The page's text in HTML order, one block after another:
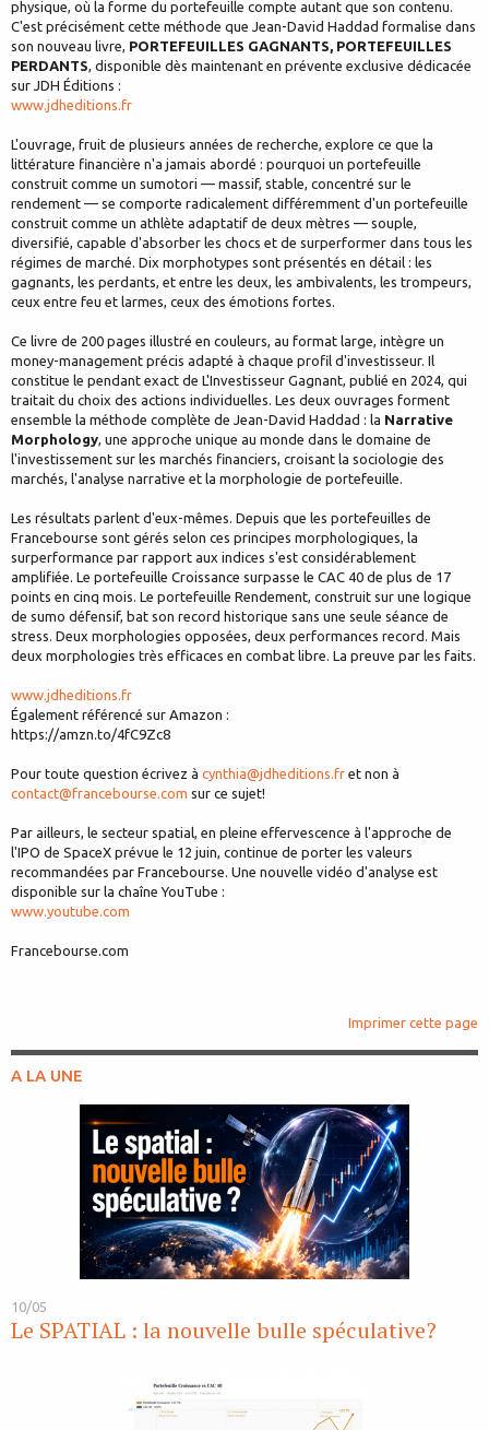
physique, où la forme du portefeuille compte autant que son contenu.
C'est précisément cette méthode que Jean-David Haddad formalise dans
son nouveau livre, PORTEFEUILLES GAGNANTS, PORTEFEUILLES
PERDANTS, disponible dès maintenant en prévente exclusive dédicacée
sur JDH Éditions :
www.jdheditions.fr
L'ouvrage, fruit de plusieurs années de recherche, explore ce que la
littérature financière n'a jamais abordé : pourquoi un portefeuille
construit comme un sumotori — massif, stable, concentré sur le
rendement — se comporte radicalement différemment d'un portefeuille
construit comme un athlète adaptatif de deux mètres — souple,
diversifié, capable d'absorber les chocs et de surperformer dans tous les
régimes de marché. Dix morphotypes sont présentés en détail : les
gagnants, les perdants, et entre les deux, les ambivalents, les trompeurs,
ceux entre feu et larmes, ceux des émotions fortes.
Ce livre de 200 pages illustré en couleurs, au format large, intègre un
money-management précis adapté à chaque profil d'investisseur. Il
constitue le pendant exact de L'Investisseur Gagnant, publié en 2024, qui
traitait du choix des actions individuelles. Les deux ouvrages forment
ensemble la méthode complète de Jean-David Haddad : la Narrative
Morphology, une approche unique au monde dans le domaine de
l'investissement sur les marchés financiers, croisant la sociologie des
marchés, l'analyse narrative et la morphologie de portefeuille.
Les résultats parlent d'eux-mêmes. Depuis que les portefeuilles de
Francebourse sont gérés selon ces principes morphologiques, la
surperformance par rapport aux indices s'est considérablement
amplifiée. Le portefeuille Croissance surpasse le CAC 40 de plus de 17
points en cinq mois. Le portefeuille Rendement, construit sur une logique
de sumo défensif, bat son record historique sans une seule séance de
stress. Deux morphologies opposées, deux performances record. Mais
deux morphologies très efficaces en combat libre. La preuve par les faits.
www.jdheditions.fr
Également référencé sur Amazon :
https://amzn.to/4fC9Zc8
Pour toute question écrivez à cynthia@jdheditions.fr et non à
contact@francebourse.com sur ce sujet!
Par ailleurs, le secteur spatial, en pleine effervescence à l'approche de
l'IPO de SpaceX prévue le 12 juin, continue de porter les valeurs
recommandées par Francebourse. Une nouvelle vidéo d'analyse est
disponible sur la chaîne YouTube :
www.youtube.com
Francebourse.com
Imprimer cette page
A LA UNE
10/05
Le SPATIAL : la nouvelle bulle spéculative?